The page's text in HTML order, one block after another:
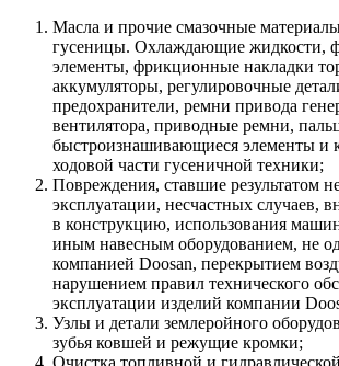
Масла и прочие смазочные
гусеницы. Охлаждающие жидкости,
элементы, фрикционные накладки
аккумуляторы, регулировочные
предохранители, ремни привода
вентилятора, приводные ремни,
быстроизнашивающиеся элементы и
ходовой части гусеничной техники;
Повреждения, ставшие результатом
эксплуатации, несчастных случаев,
в конструкцию, использования
иным навесным оборудованием, не
компанией Doosan, перекрытием
нарушением правил технического
эксплуатации изделий компании
Узлы и детали землеройного
зубья ковшей и режущие кромки;
Очистка топливной и